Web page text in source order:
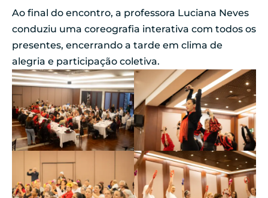
Ao final do encontro, a professora Luciana Neves
conduziu uma coreografia interativa com todos os
presentes, encerrando a tarde em clima de
alegria e participação coletiva.